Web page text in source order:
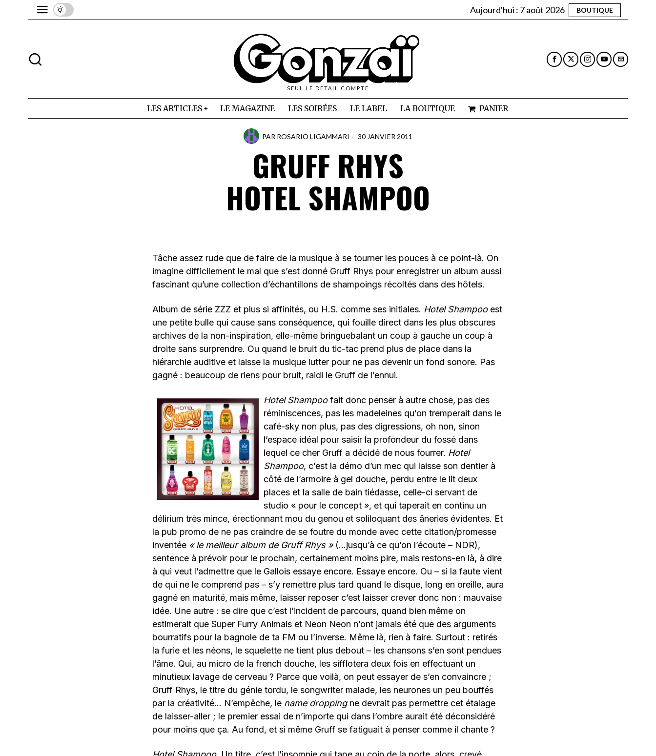
Aujourd'hui : 7 août 2026 BOUTIQUE
SEUL LE DETAIL COMPTE
LES ARTICLES LE MAGAZINE LES SOIRÉES LE LABEL LA BOUTIQUE PANIER
PAR ROSARIO LIGAMMARI 30 JANVIER 2011
GRUFF RHYS
HOTEL SHAMPOO
Tâche assez rude que de faire de la musique à se tourner les pouces à ce point-là. On
imagine difficilement le mal que s’est donné Gruff Rhys pour enregistrer un album aussi
fascinant qu’une collection d’échantillons de shampoings récoltés dans des hôtels.
Album de série ZZZ et plus si affinités, ou H.S. comme ses initiales. Hotel Shampooest
une petite bulle qui cause sans conséquence, qui fouille direct dans les plus obscures
archives de la non-inspiration, elle-même bringuebalant un coup à gauche un coup à
droite sans surprendre. Ou quand le bruit du tic-tac prend plus de place dans la
hiérarchie auditive et laisse la musique lutter pour ne pas devenir un fond sonore. Pas
gagné : beaucoup de riens pour bruit, raidi le Gruff de l’ennui.
Hotel Shampoofait donc penser à autre chose, pas des
réminiscences, pas les madeleines qu’on tremperait dans le
café-sky non plus, pas des digressions, oh non, sinon
l’espace idéal pour saisir la profondeur du fossé dans
lequel ce cher Gruff a décidé de nous fourrer. Hotel
Shampoo, c’est la démo d’un mec qui laisse son dentier à
côté de l’armoire à gel douche, perdu entre le lit deux
places et la salle de bain tiédasse, celle-ci servant de
studio « pour le concept », et qui taperait en continu un
délirium très mince, érectionnant mou du genou et soliloquant des âneries évidentes. Et
la pub promo de ne pas craindre de se foutre du monde avec cette citation/promesse
inventée « le meilleur album de Gruff Rhys » (…jusqu’à ce qu’on l’écoute – NDR),
sentence à prévoir pour le prochain, certainement moins pire, mais restons-en là, à dire
à qui veut l’admettre que le Gallois essaye encore. Essaye encore. Ou – si la faute vient
de qui ne le comprend pas – s’y remettre plus tard quand le disque, long en oreille, aura
gagné en maturité, mais même, laisser reposer c’est laisser crever donc non : mauvaise
idée. Une autre : se dire que c’est l’incident de parcours, quand bien même on
estimerait que Super Furry Animals et Neon Neon n’ont jamais été que des arguments
bourratifs pour la bagnole de ta FM ou l’inverse. Même là, rien à faire. Surtout : retirés
la furie et les néons, le squelette ne tient plus debout – les chansons s’en sont pendues
l’âme. Qui, au micro de la french douche, les sifflotera deux fois en effectuant un
minutieux lavage de cerveau ? Parce que voilà, on peut essayer de s’en convaincre ;
Gruff Rhys, le titre du génie tordu, le songwriter malade, les neurones un peu bouffés
par la créativité… N’empêche, le name droppingne devrait pas permettre cet étalage
de laisser-aller ; le premier essai de n’importe qui dans l’ombre aurait été déconsidéré
pour moins que ça. Au fond, et si même Gruff se fatiguait à penser comme il chante ?